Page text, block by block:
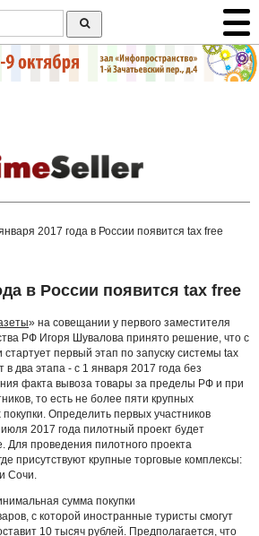
2017 года в России появится tax free
в России появится tax free
» на совещании у первого заместителя
РФ Игоря Шувалова принято решение, что с
стартует первый этап по запуску системы tax
два этапа - с 1 января 2017 года без
факта вывоза товары за пределы РФ и при
то есть не более пяти крупных
Определить первых участников
2017 года пилотный проект будет
проведения пилотного проекта
присутствуют крупные торговые комплексы:
Сочи.
сумма покупки
с которой иностранные туристы смогут
10 тысяч рублей. Предполагается, что